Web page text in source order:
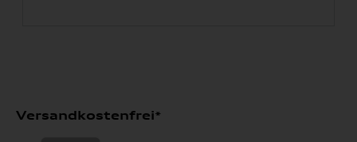
Versandkostenfrei*